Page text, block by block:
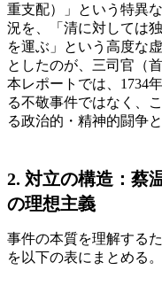
重支配）」という特異
況を、「清に対しては
を運ぶ」という高度な
としたのが、三司官（
本レポートでは、1734
る不敬事件ではなく、
る政治的・精神的闘争
2. 対立の構造：蔡
の理想主義
事件の本質を理解する
を以下の表にまとめる。